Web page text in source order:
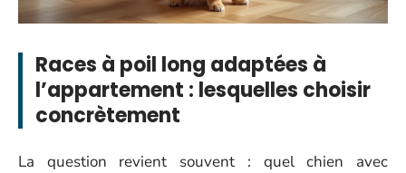
Races à poil long adaptées à
l’appartement : lesquelles choisir
concrètement
La question revient souvent : quel chien avec